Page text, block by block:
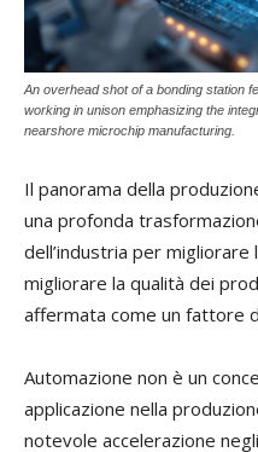
An overhead shot of a bonding station
working in unison emphasizing the
nearshore microchip manufacturing.
Il panorama della
una profonda
dell’industria per migliorare
migliorare la qualità dei
affermata come un fattore
Automazione non è un
applicazione nella
notevole accelerazione